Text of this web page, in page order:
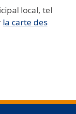
local, tel
la carte des